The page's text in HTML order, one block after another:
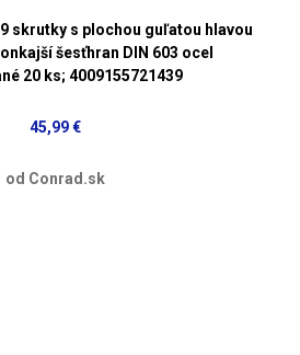
skrutky s plochou guľatou hlavou
šesťhran DIN 603 ocel
20 ks; 4009155721439
45,99 €
od Conrad.sk